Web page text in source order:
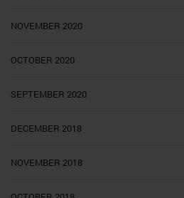
NOVEMBER 2020
OCTOBER 2020
SEPTEMBER 2020
DECEMBER 2018
NOVEMBER 2018